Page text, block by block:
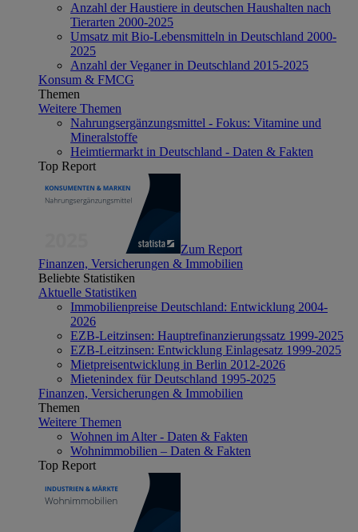
Anzahl der Haustiere in deutschen Haushalten nach
Tierarten 2000-2025
Umsatz mit Bio-Lebensmitteln in Deutschland 2000-
2025
Anzahl der Veganer in Deutschland 2015-2025
Konsum & FMCG
Themen
Weitere Themen
Nahrungsergänzungsmittel - Fokus: Vitamine und
Mineralstoffe
Heimtiermarkt in Deutschland - Daten & Fakten
Top Report
Zum Report
Finanzen, Versicherungen & Immobilien
Beliebte Statistiken
Aktuelle Statistiken
Immobilienpreise Deutschland: Entwicklung 2004-
2026
EZB-Leitzinsen: Hauptrefinanzierungssatz 1999-2025
EZB-Leitzinsen: Entwicklung Einlagesatz 1999-2025
Mietpreisentwicklung in Berlin 2012-2026
Mietenindex für Deutschland 1995-2025
Finanzen, Versicherungen & Immobilien
Themen
Weitere Themen
Wohnen im Alter - Daten & Fakten
Wohnimmobilien – Daten & Fakten
Top Report